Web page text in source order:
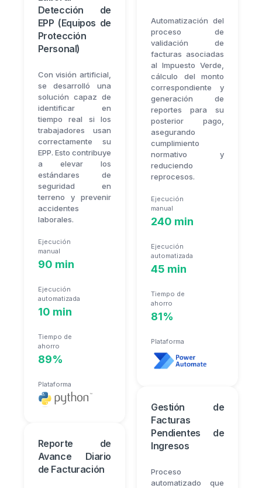
Detección de
EPP (Equipos de
Protección
Personal)
Con visión artificial,
se desarrolló una
solución capaz de
identificar en
tiempo real si los
trabajadores usan
correctamente su
EPP. Esto contribuye
a elevar los
estándares de
seguridad en
terreno y prevenir
accidentes
laborales.
Ejecución
manual
90 min
Ejecución
automatizada
10 min
Tiempo de
ahorro
89%
Plataforma
Reporte de
Avance Diario
de Facturación
Automatización del
proceso de
validación de
facturas asociadas
al Impuesto Verde,
cálculo del monto
correspondiente y
generación de
reportes para su
posterior pago,
asegurando
cumplimiento
normativo y
reduciendo
reprocesos.
Ejecución
manual
240 min
Ejecución
automatizada
45 min
Tiempo de
ahorro
81%
Plataforma
Gestión de
Facturas
Pendientes de
Ingresos
Proceso
automatizado que